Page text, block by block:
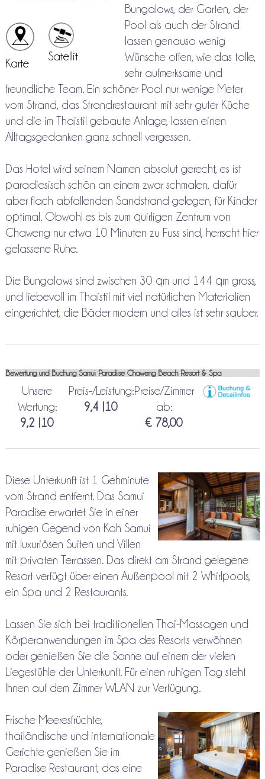
Karte
Satellit
Bungalows, der Garten, der
Pool als auch der Strand
lassen genauso wenig
Wünsche offen, wie das tolle,
sehr aufmerksame und
freundliche Team. Ein schöner Pool nur wenige Meter
vom Strand, das Strandrestaurant mit sehr guter Küche
und die im Thaistil gebaute Anlage, lassen einen
Alltagsgedanken ganz schnell vergessen.
Das Hotel wird seinem Namen absolut gerecht, es ist
paradiesisch schön an einem zwar schmalen, dafür
aber flach abfallenden Sandstrand gelegen, für Kinder
optimal. Obwohl es bis zum quirligen Zentrum von
Chaweng nur etwa 10 Minuten zu Fuss sind, herrscht hier
gelassene Ruhe.
Die Bungalows sind zwischen 30 qm und 144 qm gross,
und liebevoll im Thaistil mit viel natürlichen Materialien
eingerichtet, die Bäder modern und alles ist sehr sauber.
Bewertung und Buchung Samui Paradise Chaweng Beach Resort & Spa
Unsere
Wertung:
9,2 |10
Preis-/Leistung:
9,4 |10
Preise/Zimmer
ab:
€ 78,00
Diese Unterkunft ist 1 Gehminute
vom Strand entfernt. Das Samui
Paradise erwartet Sie in einer
ruhigen Gegend von Koh Samui
mit luxuriösen Suiten und Villen
mit privaten Terrassen. Das direkt am Strand gelegene
Resort verfügt über einen Außenpool mit 2 Whirlpools,
ein Spa und 2 Restaurants.
Lassen Sie sich bei traditionellen Thai-Massagen und
Körperanwendungen im Spa des Resorts verwöhnen
oder genießen Sie die Sonne auf einem der vielen
Liegestühle der Unterkunft. Für einen ruhigen Tag steht
Ihnen auf dem Zimmer WLAN zur Verfügung.
Frische Meeresfrüchte,
thailändische und internationale
Gerichte genießen Sie im
Paradise Restaurant, das eine